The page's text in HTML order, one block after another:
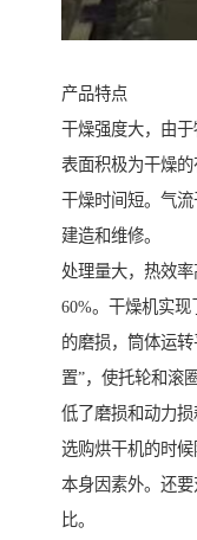
产品特点
干燥强度大，由
表面积极为干燥的
干燥时间短。气
建造和维修。
处理量大，热效
60%。干燥机实
的磨损，筒体运
置”，使托轮和滚
低了磨损和动力损
选购烘干机的时
本身因素外。还
比。